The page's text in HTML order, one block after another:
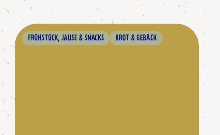
FRÜHSTÜCK, JAUSE & SNACKS BROT & GEBÄCK